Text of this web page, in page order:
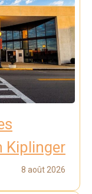
Kiplinger
8 août 2026